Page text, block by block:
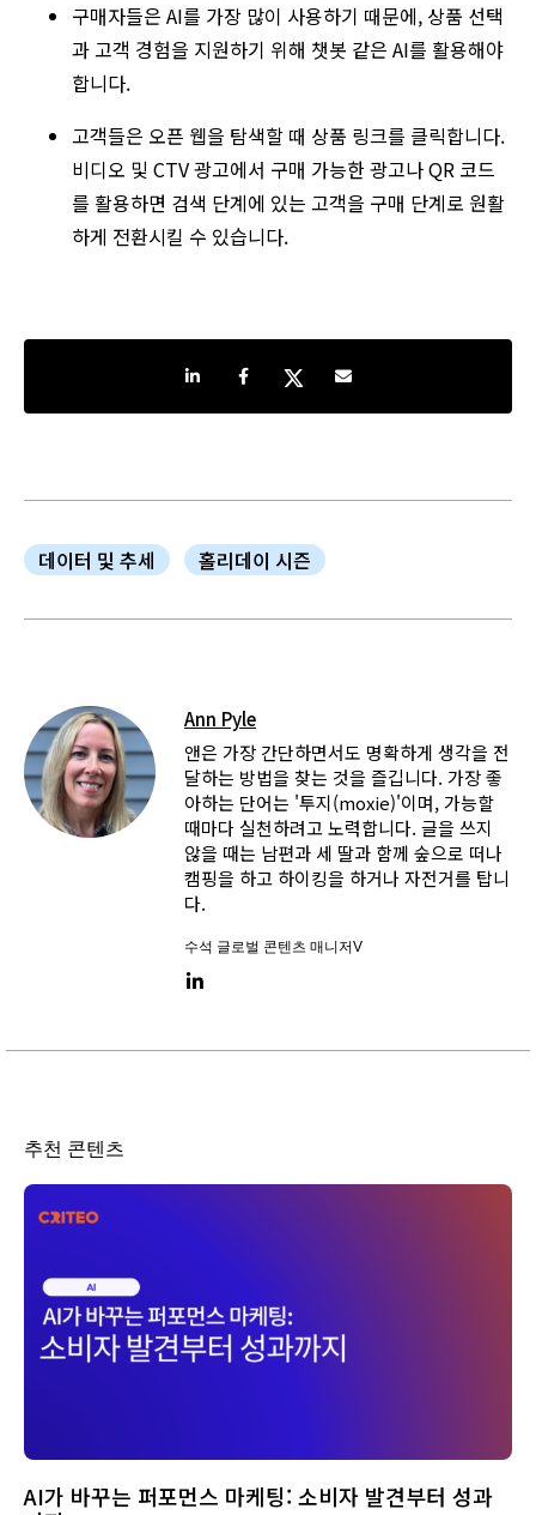
구매자들은 AI를 가장 많이 사용하기 때문에, 상품 선택
과 고객 경험을 지원하기 위해 챗봇 같은 AI를 활용해야
합니다.
고객들은 오픈 웹을 탐색할 때 상품 링크를 클릭합니다.
비디오 및 CTV 광고에서 구매 가능한 광고나 QR 코드
를 활용하면 검색 단계에 있는 고객을 구매 단계로 원활
하게 전환시킬 수 있습니다.
Share on LinkedIn
Share on Facebook
Share on Twitter
Share by e-mail
데이터 및 추세 홀리데이 시즌
Ann Pyle
앤은 가장 간단하면서도 명확하게 생각을 전
달하는 방법을 찾는 것을 즐깁니다. 가장 좋
아하는 단어는 '투지(moxie)'이며, 가능할
때마다 실천하려고 노력합니다. 글을 쓰지
않을 때는 남편과 세 딸과 함께 숲으로 떠나
캠핑을 하고 하이킹을 하거나 자전거를 탑니
다.
수석 글로벌 콘텐츠 매니저V
LinkedIn link
추천 콘텐츠
AI가 바꾸는 퍼포먼스 마케팅: 소비자 발견부터 성과